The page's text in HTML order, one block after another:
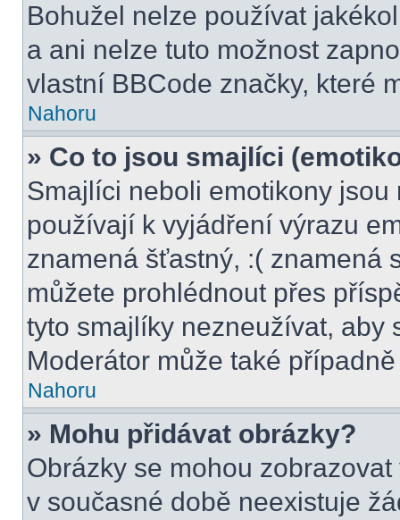
Bohužel nelze používat
a ani nelze tuto možnost
vlastní BBCode značky, které
Nahoru
» Co to jsou smajlíci
Smajlíci neboli emotikony
používají k vyjádření výrazu
znamená šťastný, :( znamená
můžete prohlédnout přes
tyto smajlíky nezneužívat, aby
Moderátor může také
Nahoru
» Mohu přidávat obrázky?
Obrázky se mohou
v současné době neexistuje